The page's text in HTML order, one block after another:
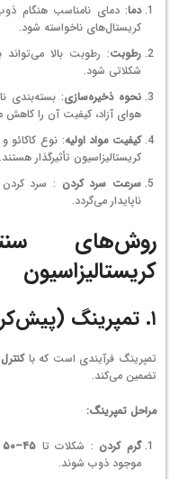
دما: دمای نامناسب هنگام
کریستال‌های ناخواسته شود.
رطوبت: رطوبت بالا
شکلاتی شود.
نحوه ذخیره‌سازی: بسته‌بندی
هوای آزاد، کیفیت آن را
کیفیت مواد اولیه: نوع کاکائو
کریستالیزاسیون تأثیرگذار هستند.
سرعت سرد کردن : سرد
ناپایدار می‌گردد.
روش‌های
کریستالیزاسیون
۱. تمپرینگ (پیش‌کریستالیزاسیون کنترل‌شده)
تمپرینگ فرآیندی است که با
تضمین می‌کند.
مراحل تمپرینگ:
گرم کردن : شکلات تا ۴۵–۵۰ درجه سانتیگراد
موجود ذوب شوند.